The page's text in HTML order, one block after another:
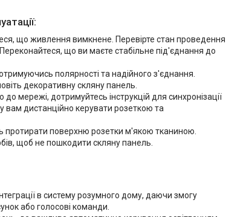
що живлення вимкнене. Перевірте стан проведення
що ви маєте стабільне під'єднання до
полярності та надійного з'єднання.
декоративну скляну панель.
мережі, дотримуйтесь інструкцій для синхронізації
вам дистанційно керувати розеткою та
протирати поверхню розетки м'якою тканиною.
щоб не пошкодити скляну панель.
в систему розумного дому, даючи змогу
або голосові команди.